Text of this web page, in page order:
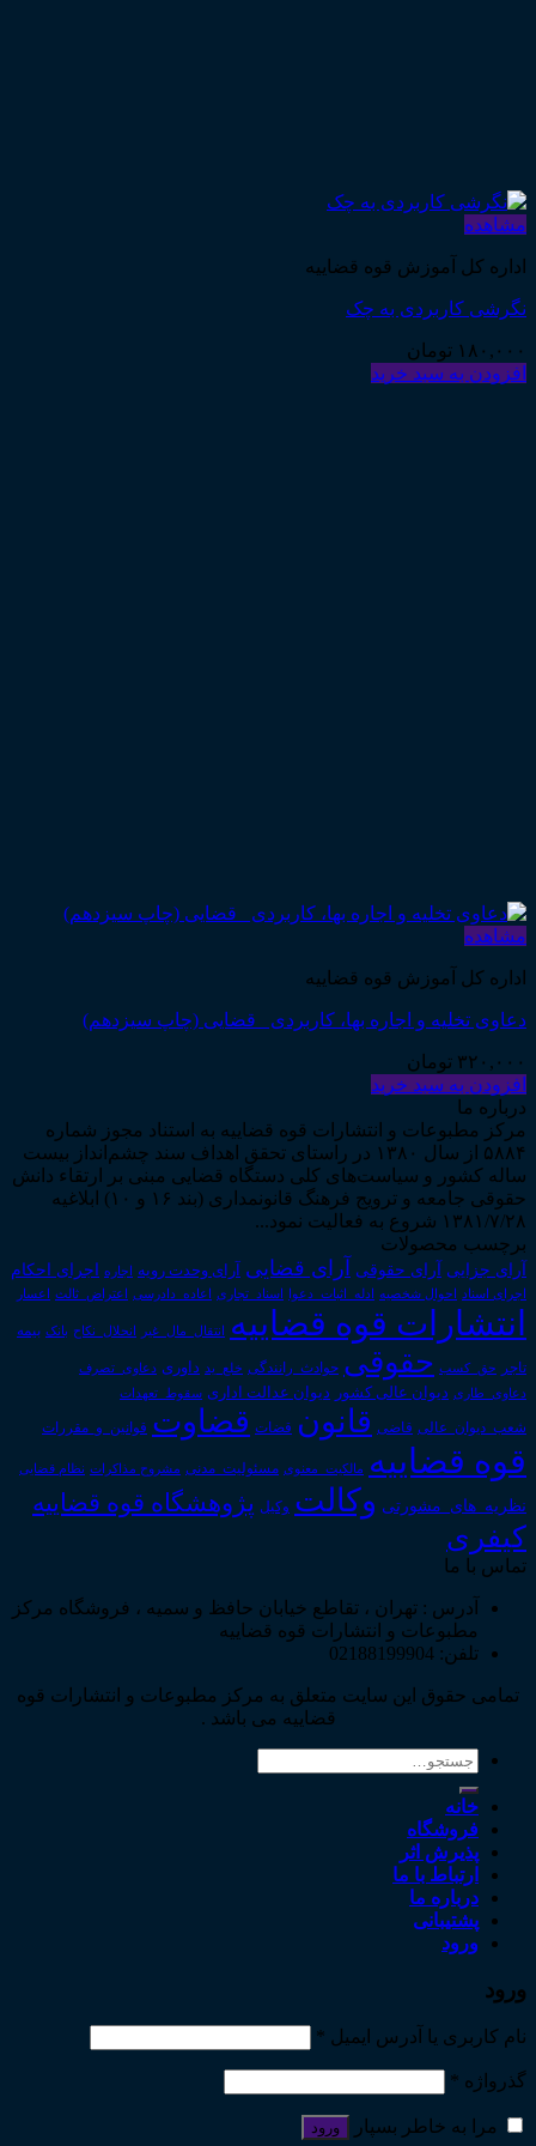
مشاهده
اداره کل آموزش قوه قضاییه
نگرشی کاربردی به چک
۱۸۰,۰۰۰ تومان
افزودن به سبد خرید
مشاهده
اداره کل آموزش قوه قضاییه
دعاوی تخلیه و اجاره بها، کاربردی _قضایی (چاپ سیزدهم)
۳۲۰,۰۰۰ تومان
افزودن به سبد خرید
درباره ما
مرکز مطبوعات و انتشارات قوه قضاییه به استناد مجوز شماره
۵۸۸۴ از سال ۱۳۸۰ در راستای تحقق اهداف سند چشم‌انداز بیست
ساله کشور و سیاست‌های کلی دستگاه قضایی مبنی بر ارتقاء دانش
حقوقی جامعه و ترویج فرهنگ قانونمداری (بند ۱۶ و ۱۰) ابلاغیه
۱۳۸۱/۷/۲۸ شروع به فعالیت نمود...
برچسب محصولات
آرای جزایی آرای حقوقی آرای قضایی آرای وحدت رویه اجاره اجرای احکام
اجرای اسناد احوال شخصیه ادله_اثبات_دعوا اسناد_تجاری اعاده_دادرسی اعتراض_ثالث اعسار
انتشارات قوه قضاییه انتقال_مال_غیر انحلال_نکاح بانک بیمه
تاجر حق_کسب حقوقی حوادث_رانندگی خلع_ید داوری دعاوی_تصرف
دعاوی_طاری دیوان عالی کشور دیوان عدالت اداری سقوط_تعهدات
شعب_دیوان_عالی قاضی قانون قضات قضاوت قوانین_و_مقررات
قوه قضاییه مالکیت_معنوی مسئولیت_مدنی مشروح مذاکرات نظام قضایی
نظریه_های_مشورتی وکالت وکیل پژوهشگاه قوه قضاییه
کیفری
تماس با ما
آدرس : تهران ، تقاطع خیابان حافظ و سمیه ، فروشگاه مرکز
مطبوعات و انتشارات قوه قضاییه
تلفن: 02188199904
تمامی حقوق این سایت متعلق به مرکز مطبوعات و انتشارات قوه
قضاییه می باشد .
جستجو
خانه
فروشگاه
پذیرش اثر
ارتباط با ما
درباره ما
پشتیبانی
ورود
ورود
نام کاربری یا آدرس ایمیل *
گذرواژه *
مرا به خاطر بسپار ورود